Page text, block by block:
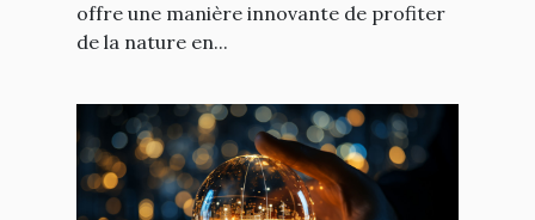
offre une manière innovante de profiter
de la nature en...